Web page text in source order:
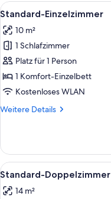
Alle
Fotos
für
Standard-
Einzelzimmer
anzeigen
5
Standard-Einzelzimmer
10 m²
1 Schlafzimmer
Platz für 1 Person
1 Komfort-Einzelbett
Kostenloses WLAN
Weitere Details
Weitere
Einzelzimmer
Alle
Fotos
für
7
Standard-Doppelzimmer
14 m²